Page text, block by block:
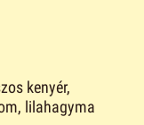
kenyér,
lilahagyma